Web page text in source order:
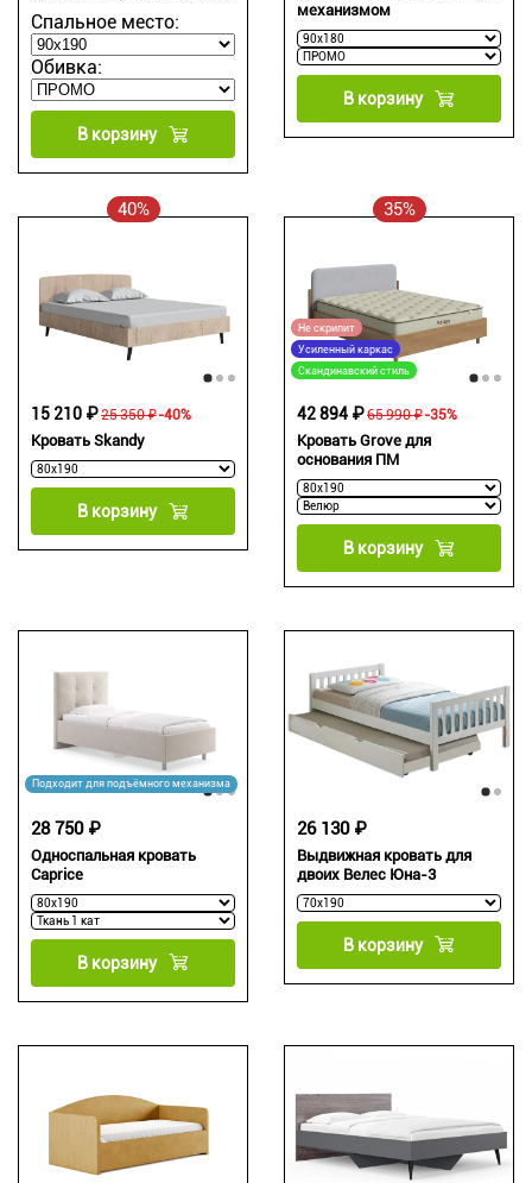
Спальное место:
Обивка:
В корзину
механизмом
В корзину
40%
Кровать Skandy
25 350 ₽
15 210 ₽ -40%
В корзину
35%
Не скрипит
Усиленный каркас
Скандинавский стиль
Кровать Grove для
основания ПМ
65 990 ₽
42 894 ₽ -35%
В корзину
Подходит для подъёмного механизма
Односпальная кровать
Caprice
28 750 ₽
В корзину
Выдвижная кровать для
двоих Велес Юна-3
26 130 ₽
В корзину